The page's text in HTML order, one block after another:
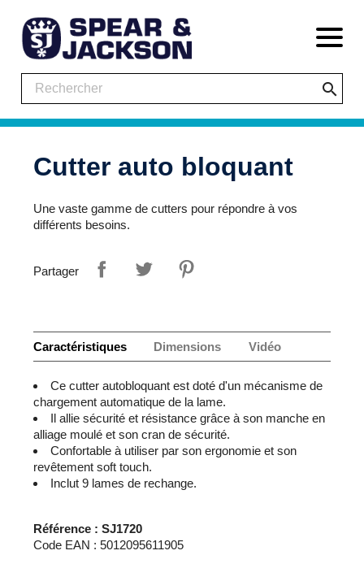
search
Cutter auto bloquant
Une vaste gamme de cutters pour répondre à vos
différents besoins.
Partager
Caractéristiques Dimensions Vidéo
Ce cutter autobloquant est doté d'un mécanisme de
chargement automatique de la lame.
Il allie sécurité et résistance grâce à son manche en
alliage moulé et son cran de sécurité.
Confortable à utiliser par son ergonomie et son
revêtement soft touch.
Inclut 9 lames de rechange.
Référence : SJ1720
Code EAN : 5012095611905